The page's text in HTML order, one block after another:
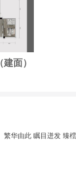
面）
繁华由此 瞩目迸发 臻